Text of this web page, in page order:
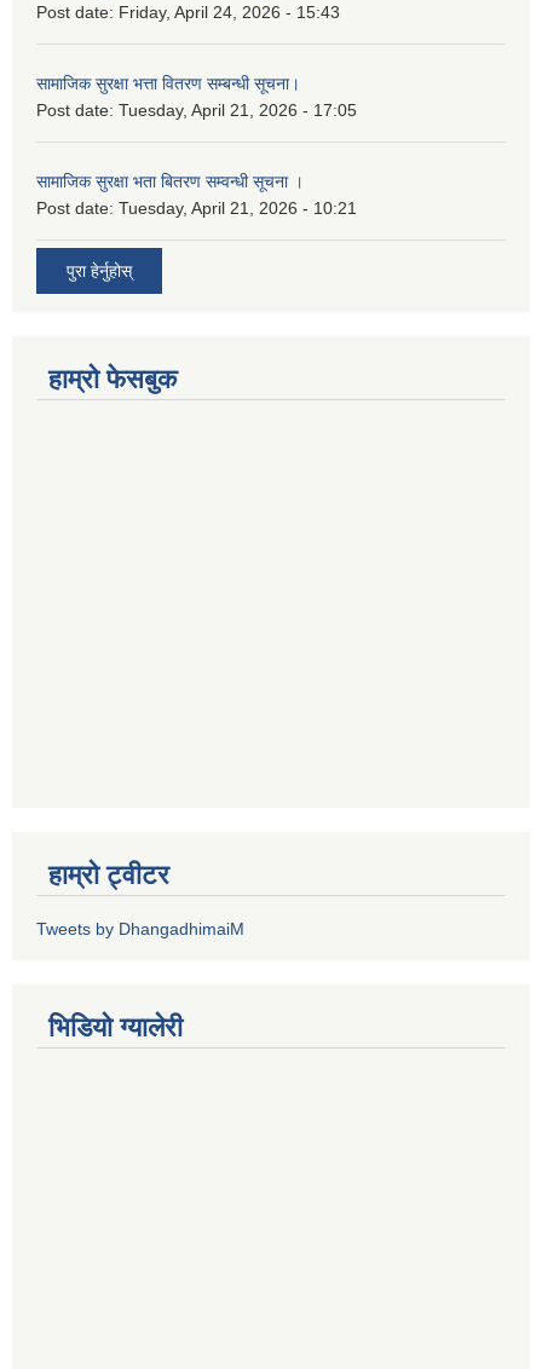
Post date: Friday, April 24, 2026 - 15:43
सामाजिक सुरक्षा भत्ता वितरण सम्‍बन्धी सूचना।
Post date: Tuesday, April 21, 2026 - 17:05
सामाजिक सुरक्षा भता बितरण सम्वन्धी सूचना ।
Post date: Tuesday, April 21, 2026 - 10:21
पुरा हेर्नुहोस्
हाम्रो फेसबुक
हाम्रो ट्वीटर
Tweets by DhangadhimaiM
भिडियाे ग्यालेरी